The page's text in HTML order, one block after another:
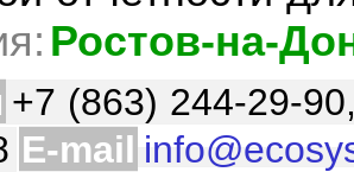
Ростов-на-
+7 (863) 244-29-
E-mail